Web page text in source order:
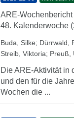
ARE-
48. Kalenderwoche
Buda, Silke; Dürrwald,
Streib, Viktoria; Preuß,
Die ARE-Aktivität in
und den für die
Wochen die ...